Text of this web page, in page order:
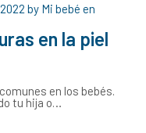
by Mi bebé en
en la piel
en los bebés.
tu hija o…